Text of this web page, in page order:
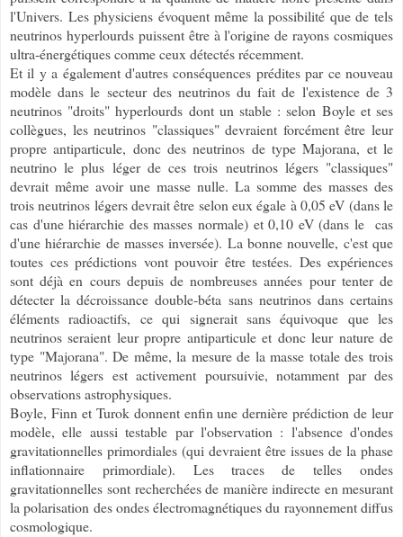
l'Univers. Les physiciens évoquent même la possibilité que de tels
neutrinos hyperlourds puissent être à l'origine de rayons cosmiques
ultra-énergétiques comme ceux détectés récemment.
Et il y a également d'autres conséquences prédites par ce nouveau
modèle dans le secteur des neutrinos du fait de l'existence de 3
neutrinos "droits" hyperlourds dont un stable : selon Boyle et ses
collègues, les neutrinos "classiques" devraient forcément être leur
propre antiparticule, donc des neutrinos de type Majorana, et le
neutrino le plus léger de ces trois neutrinos légers "classiques"
devrait même avoir une masse nulle. La somme des masses des
trois neutrinos légers devrait être selon eux égale à 0,05 eV (dans le
cas d'une hiérarchie des masses normale) et 0,10 eV (dans le cas
d'une hiérarchie de masses inversée). La bonne nouvelle, c'est que
toutes ces prédictions vont pouvoir être testées. Des expériences
sont déjà en cours depuis de nombreuses années pour tenter de
détecter la décroissance double-béta sans neutrinos dans certains
éléments radioactifs, ce qui signerait sans équivoque que les
neutrinos seraient leur propre antiparticule et donc leur nature de
type "Majorana". De même, la mesure de la masse totale des trois
neutrinos légers est activement poursuivie, notamment par des
observations astrophysiques.
Boyle, Finn et Turok donnent enfin une dernière prédiction de leur
modèle, elle aussi testable par l'observation : l'absence d'ondes
gravitationnelles primordiales (qui devraient être issues de la phase
inflationnaire primordiale). Les traces de telles ondes
gravitationnelles sont recherchées de manière indirecte en mesurant
la polarisation des ondes électromagnétiques du rayonnement diffus
cosmologique.